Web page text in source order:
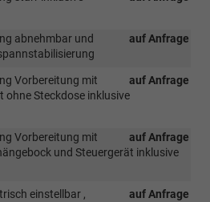
auf Anfrage
abnehmbar und
auf Anfrage
Vorbereitung mit
ohne Steckdose inklusive
auf Anfrage
Vorbereitung mit
und Steuergerät inklusive
auf Anfrage
einstellbar ,